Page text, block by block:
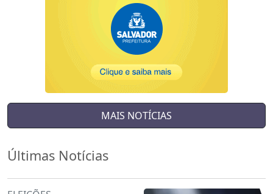
MAIS NOTÍCIAS
Últimas Notícias